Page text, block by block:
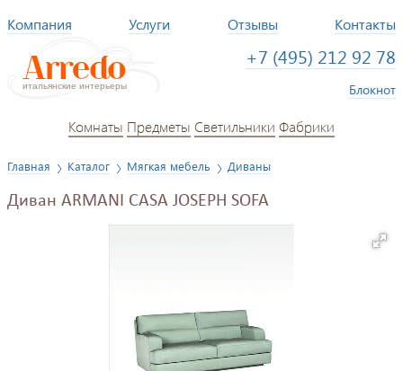
Компания Услуги Отзывы Контакты
+7 (495) 212 92 78
Блокнот
Комнаты Предметы Светильники Фабрики
Главная Каталог Мягкая мебель Диваны
Диван ARMANI CASA JOSEPH SOFA